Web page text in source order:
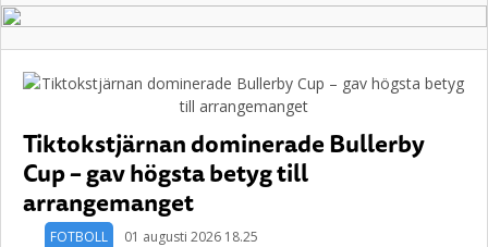
Tiktokstjärnan dominerade Bullerby
Cup – gav högsta betyg till
arrangemanget
FOTBOLL 01 augusti 2026 18.25